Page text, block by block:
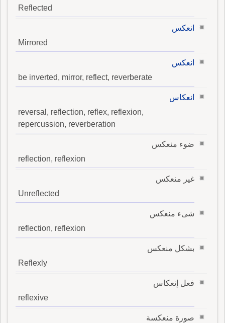
Reflected
انعكس
Mirrored
انعكس
be inverted, mirror, reflect, reverberate
انعكاس
reversal, reflection, reflex, reflexion,
repercussion, reverberation
ضوء منعكس
reflection, reflexion
غير منعكس
Unreflected
شىء منعكس
reflection, reflexion
بشكل منعكس
Reflexly
فعل إنعكاس
reflexive
صورة منعكسة